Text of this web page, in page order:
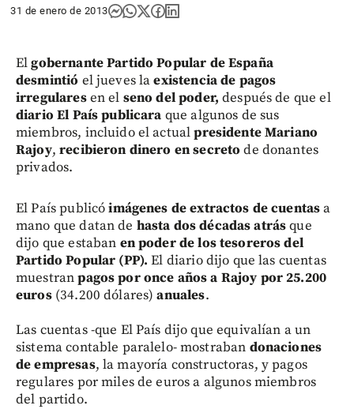
31 de enero de 2013
Elgobernante Partido Popular de España
desmintió el jueves laexistencia de pagos
irregularesen el seno del poder, después de que el
diario El País publicara que algunos de sus
miembros, incluido el actualpresidente Mariano
Rajoy,recibieron dinero en secreto de donantes
privados.
El País publicóimágenes de extractos de cuentasa
mano que datan de hasta dos décadas atrásque
dijo que estaban en poder de los tesoreros del
Partido Popular (PP). El diario dijo que las cuentas
muestranpagos por once años a Rajoy por 25.200
euros(34.200 dólares)anuales.
Las cuentas -que El País dijo que equivalían a un
sistema contable paralelo- mostraban donaciones
de empresas, la mayoría constructoras, y pagos
regulares por miles de euros a algunos miembros
del partido.